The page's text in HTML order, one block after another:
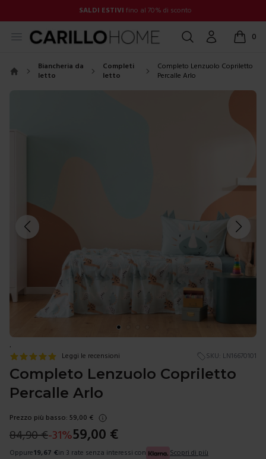
SALDI ESTIVI fino al 70% di sconto
Open menu Cerca Account 0
items
Biancheria da
letto
Completi
letto
Completo Lenzuolo Copriletto
Percalle Arlo
.
Leggi le recensioni SKU: LN16670101
Completo Lenzuolo Copriletto
Percalle Arlo
Prezzo più basso: 59,00 €
84,90€-31%59,00 €
Oppure19,67 €in 3 rate senza interessi con
Scopri di più